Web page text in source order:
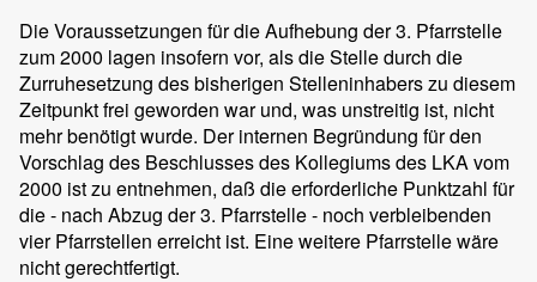
Die Voraussetzungen für die Aufhebung der 3. Pfarrstelle
zum 2000 lagen insofern vor, als die Stelle durch die
Zurruhesetzung des bisherigen Stelleninhabers zu diesem
Zeitpunkt frei geworden war und, was unstreitig ist, nicht
mehr benötigt wurde. Der internen Begründung für den
Vorschlag des Beschlusses des Kollegiums des LKA vom
2000 ist zu entnehmen, daß die erforderliche Punktzahl für
die - nach Abzug der 3. Pfarrstelle - noch verbleibenden
vier Pfarrstellen erreicht ist. Eine weitere Pfarrstelle wäre
nicht gerechtfertigt.